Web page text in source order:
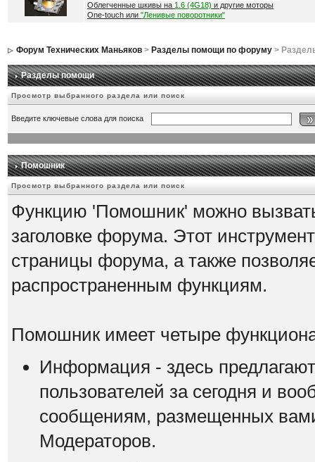
Облегченные шкивы на 1.6 (4G18) и другие моторы
One-touch или "Ленивые поворотники"
Форум Технических Маньяков> Разделы помощи по форуму>
Разделы помощи
Просмотр выбранного раздела или поиск
Введите ключевые слова для поиска
Помошник
Просмотр выбранного раздела или поиск
Функцию 'Помошник' можно
заголовке форума. Этот
страницы форума, а также
распространенным функциям.
Помошник имеет четыре
Информация - здесь
пользователей за сегодня и
сообщениям, размещенных
Модераторов.